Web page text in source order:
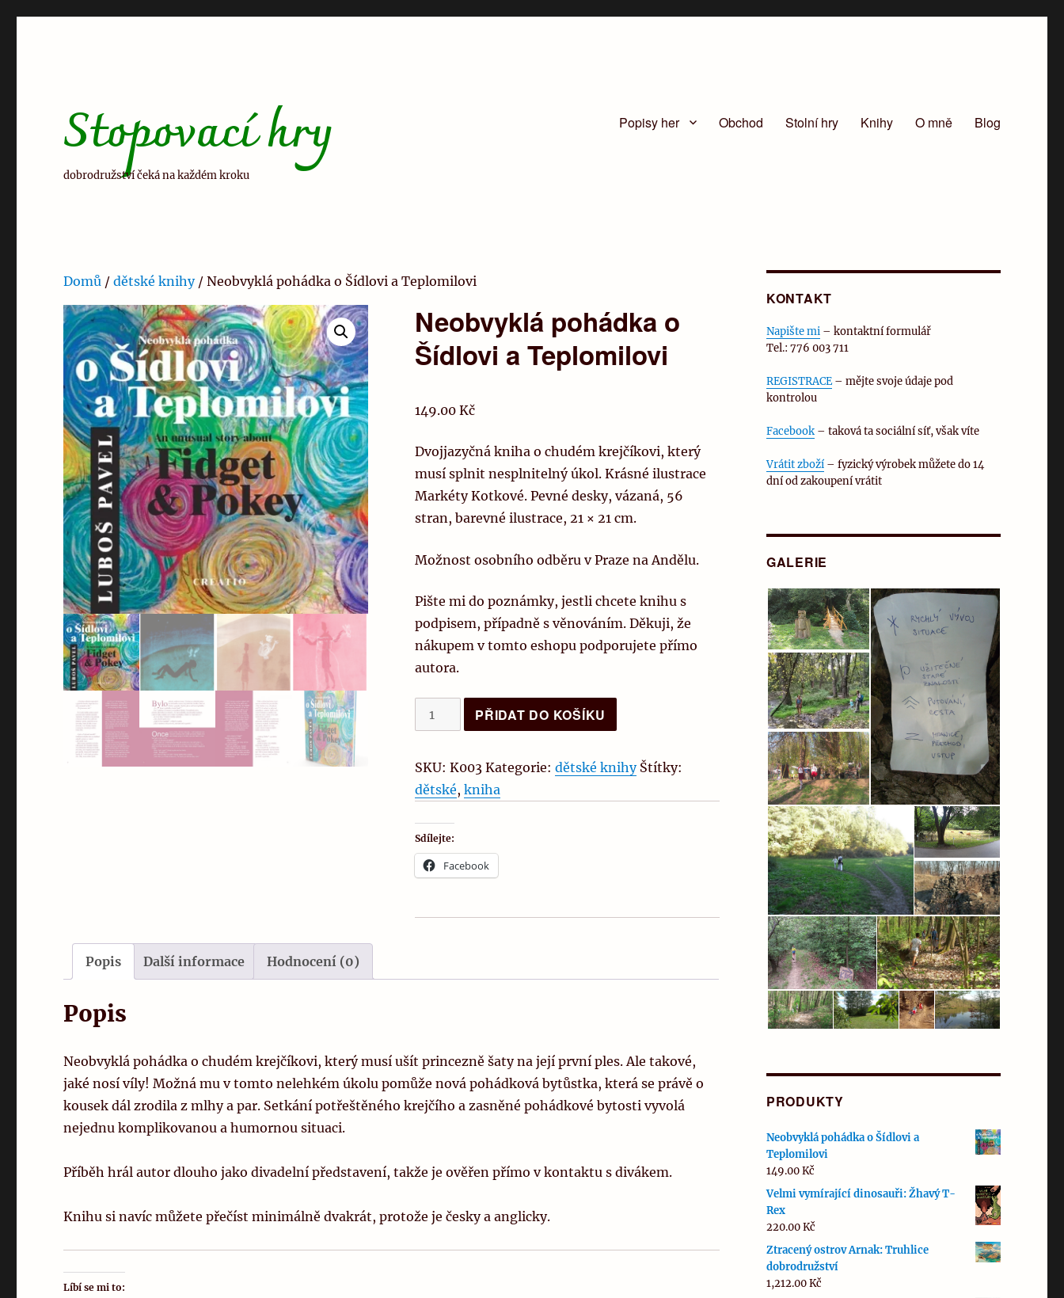
Stopovací hry
dobrodružství čeká na každém kroku
Popisy her Obchod Stolní hry Knihy O mně Blog
Domů /dětské knihy/ Neobvyklá pohádka o Šídlovi a Teplomilovi
Neobvyklá pohádka o
Šídlovi a Teplomilovi
149.00Kč
Dvojjazyčná kniha o chudém krejčíkovi, který
musí splnit nesplnitelný úkol. Krásné ilustrace
Markéty Kotkové. Pevné desky, vázaná, 56
stran, barevné ilustrace, 21 × 21 cm.
Možnost osobního odběru v Praze na Andělu.
Pište mi do poznámky, jestli chcete knihu s
podpisem, případně s věnováním. Děkuji, že
nákupem v tomto eshopu podporujete přímo
autora.
Neobvyklá
pohádka
Šídlovi
a
Teplomilovi
množství
PŘIDAT DO KOŠÍKU
SKU:K003 Kategorie:dětské knihy Štítky:
dětské,kniha
Sdílejte:
Facebook
Popis Další informace Hodnocení (0)
Popis
Neobvyklá pohádka o chudém krejčíkovi, který musí ušít princezně šaty na její první ples. Ale takové,
jaké nosí víly! Možná mu v tomto nelehkém úkolu pomůže nová pohádková bytůstka, která se právě o
kousek dál zrodila z mlhy a par. Setkání potřeštěného krejčího a zasněné pohádkové bytosti vyvolá
nejednu komplikovanou a humornou situaci.
Příběh hrál autor dlouho jako divadelní představení, takže je ověřen přímo v kontaktu s divákem.
Knihu si navíc můžete přečíst minimálně dvakrát, protože je česky a anglicky.
Líbí se mi to:
KONTAKT
Napište mi– kontaktní formulář
Tel.: 776 003 711
REGISTRACE– mějte svoje údaje pod
kontrolou
Facebook– taková ta sociální síť, však víte
Vrátit zboží– fyzický výrobek můžete do 14
dní od zakoupení vrátit
GALERIE
PRODUKTY
Neobvyklá pohádka o Šídlovi a
Teplomilovi
149.00Kč
Velmi vymírající dinosauři: Žhavý T-
Rex
220.00Kč
Ztracený ostrov Arnak: Truhlice
dobrodružství
1,212.00Kč